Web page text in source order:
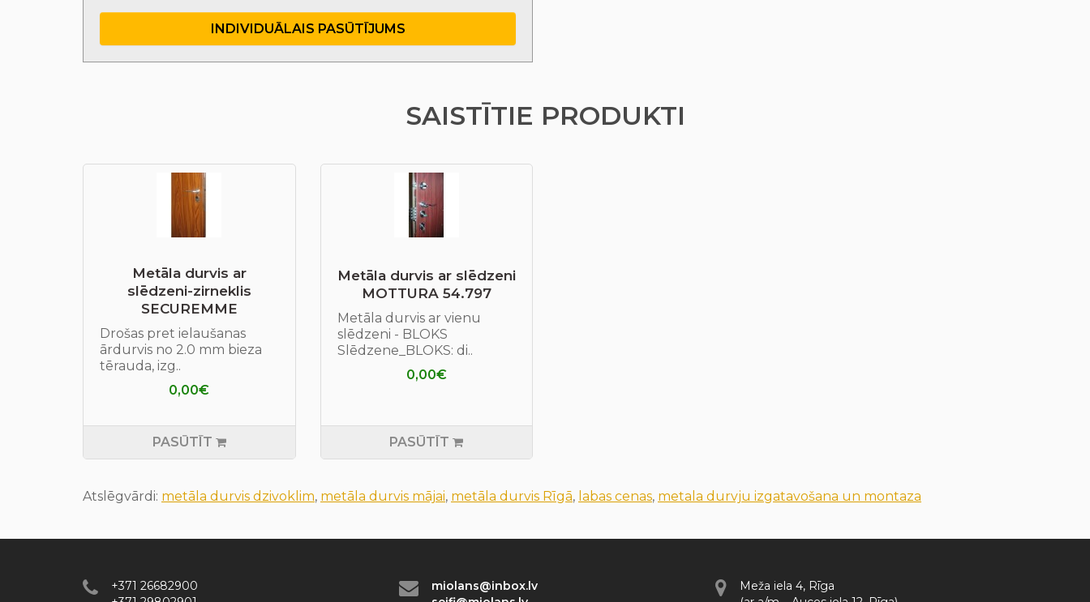
INDIVIDUĀLAIS PASŪTĪJUMS
SAISTĪTIE PRODUKTI
Metāla durvis ar
slēdzeni-zirneklis
SECUREMME
Drošas pret ielaušanas
ārdurvis no 2.0 mm bieza
tērauda, izg..
0,00€
PASŪTĪT
Metāla durvis ar slēdzeni
MOTTURA 54.797
Metāla durvis ar vienu
slēdzeni - BLOKS
Slēdzene_BLOKS: di..
0,00€
PASŪTĪT
Atslēgvārdi: metāla durvis dzivoklim, metāla durvis mājai, metāla durvis Rīgā, labas cenas, metala durvju izgatavošana un montaza
+371 26682900
miolans@inbox.lv
Meža iela 4, Rīga